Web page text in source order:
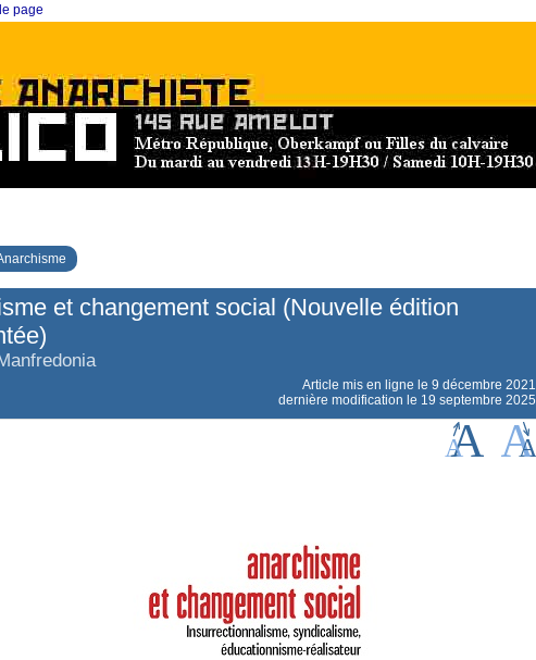
page
et changement social (Nouvelle édition
Article mis en ligne le 9 décembre 2021
dernière modification le 19 septembre 2025